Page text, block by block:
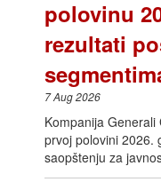
polovinu
rezultati
7 Aug 2026
Kompanija
prvoj polovini 2026.
saopštenju za